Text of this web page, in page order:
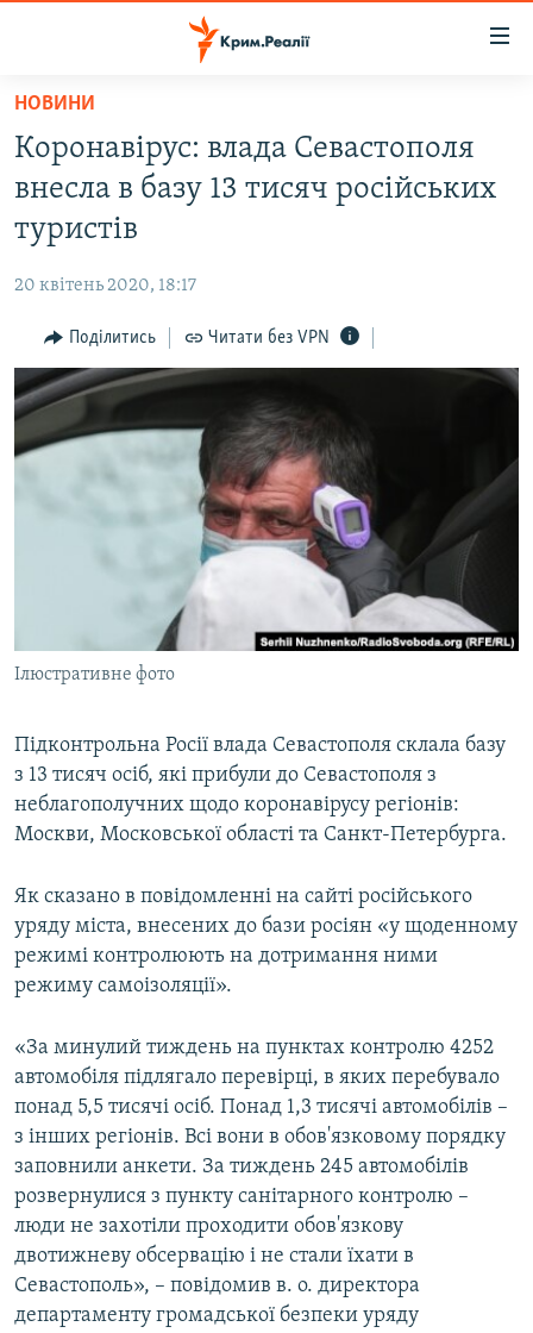
Перейти
основного
матеріалу
до
основної
Перейти
до
пошуку
ВОДА.КРИМ
ВІДЕО ТА ФОТО
БЛОГИ
ПОГЛЯД
ІНТЕРВ'Ю
ВСЕ ЗА ДЕНЬ
СПЕЦПРОЕКТИ
УКРАЇНСЬКА ПРОБЛЕМА КРИМУ
ІНФОГРАФІКА
ЯК ОБІЙТИ БЛОКУВАННЯ
ДОЛУЧАЙСЯ!
Усі сайти RFE/RL
НОВИНИ
Коронавірус: влада Севастополя
внесла в базу 13 тисяч російських
туристів
20 квітень 2020, 18:17
Поділитись Читати без VPN
Ілюстративне фото
Підконтрольна Росії влада Севастополя склала базу
з 13 тисяч осіб, які прибули до Севастополя з
неблагополучних щодо коронавірусу регіонів:
Москви, Московської області та Санкт-Петербурга.
Як сказано в повідомленні на сайті російського
уряду міста, внесених до бази росіян «у щоденному
режимі контролюють на дотримання ними
режиму самоізоляції».
«За минулий тиждень на пунктах контролю 4252
автомобіля підлягало перевірці, в яких перебувало
понад 5,5 тисячі осіб. Понад 1,3 тисячі автомобілів –
з інших регіонів. Всі вони в обов'язковому порядку
заповнили анкети. За тиждень 245 автомобілів
розвернулися з пункту санітарного контролю –
люди не захотіли проходити обов'язкову
двотижневу обсервацію і не стали їхати в
Севастополь», – повідомив в. о. директора
департаменту громадської безпеки уряду